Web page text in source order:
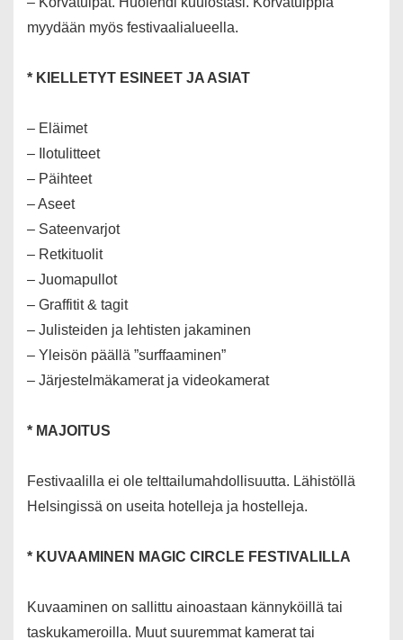
myydään myös festivaalialueella.
* KIELLETYT ESINEET JA ASIAT
– Eläimet
– Ilotulitteet
– Päihteet
– Aseet
– Sateenvarjot
– Retkituolit
– Juomapullot
– Graffitit & tagit
– Julisteiden ja lehtisten jakaminen
– Yleisön päällä ”surffaaminen”
– Järjestelmäkamerat ja videokamerat
* MAJOITUS
Festivaalilla ei ole telttailumahdollisuutta. Lähistöllä
Helsingissä on useita hotelleja ja hostelleja.
* KUVAAMINEN MAGIC CIRCLE FESTIVALILLA
Kuvaaminen on sallittu ainoastaan kännyköillä tai
taskukameroilla. Muut suuremmat kamerat tai